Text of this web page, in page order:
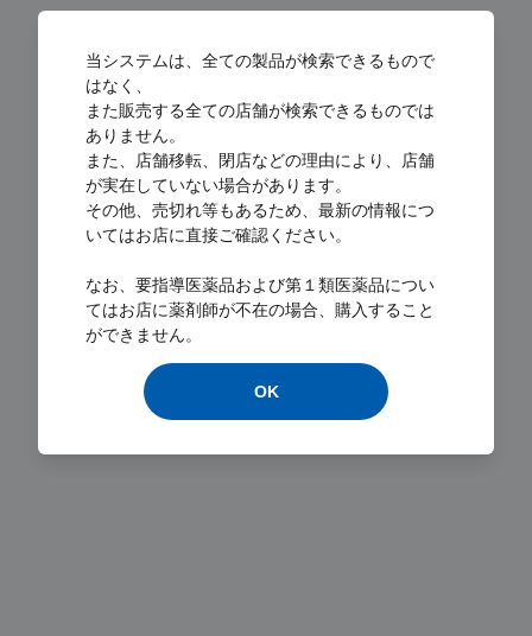
Loading...
当システムは、全ての製品が検索できるもので
はなく、
また販売する全ての店舗が検索できるものでは
ありません。
また、店舗移転、閉店などの理由により、店舗
が実在していない場合があります。
その他、売切れ等もあるため、最新の情報につ
いてはお店に直接ご確認ください。
なお、要指導医薬品および第１類医薬品につい
てはお店に薬剤師が不在の場合、購入すること
ができません。
OK